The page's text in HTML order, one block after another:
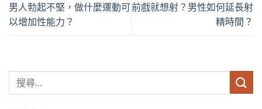
男人勃起不堅，做什麼運動可
以增加性能力？
前戲就想射？男性如何延長射
精時間？